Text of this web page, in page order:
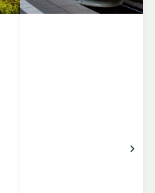
tværs af Europa. EC-